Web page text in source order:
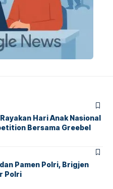
Hari Anak Nasional
Bersama Greebel
Pamen Polri, Brigjen
Polri